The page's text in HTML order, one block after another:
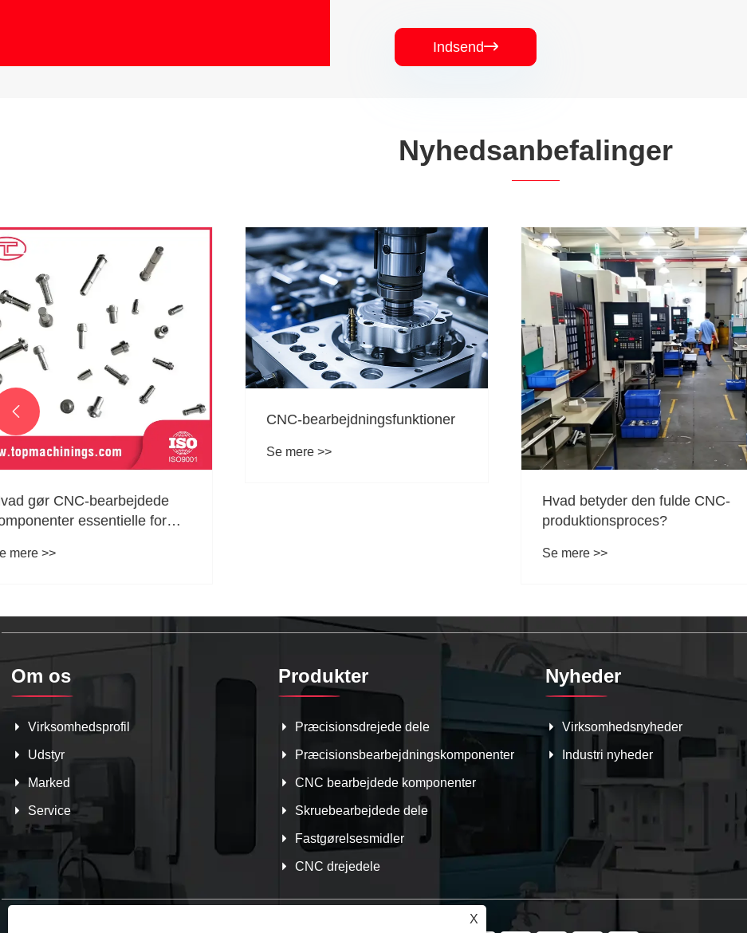
Indsend
Nyhedsanbefalinger
CNC-bearbejdningsfunktioner
Se mere >>
Hvad er
bearbejdningsegenskaberne
Se mere >>

Om os
Virksomhedsprofil
Udstyr
Marked
Service
Produkter
Præcisionsdrejede dele
Præcisionsbearbejdningskomponenter
CNC bearbejdede komponenter
Skruebearbejdede dele
Fastgørelsesmidler
CNC drejedele
Nyheder
Virksomhedsnyheder
Industri nyheder
X